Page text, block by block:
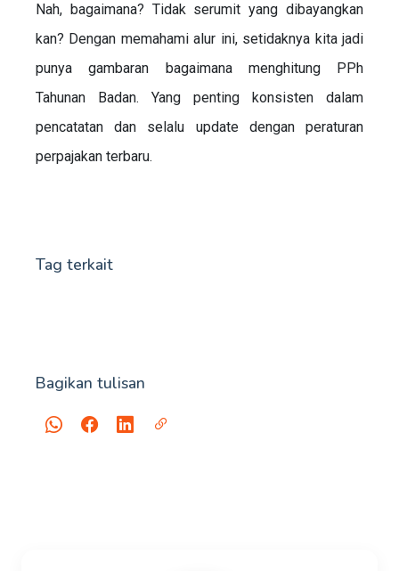
Nah, bagaimana? Tidak serumit yang dibayangkan
kan? Dengan memahami alur ini, setidaknya kita jadi
punya gambaran bagaimana menghitung PPh
Tahunan Badan. Yang penting konsisten dalam
pencatatan dan selalu update dengan peraturan
perpajakan terbaru.
Tag terkait
Bagikan tulisan